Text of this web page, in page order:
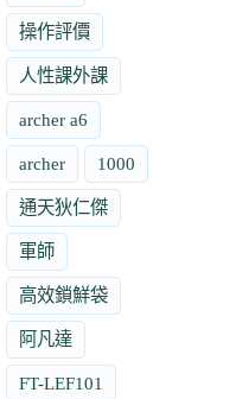
操作評價
人性課外課
archer a6
archer 1000
通天狄仁傑
軍師
高效鎖鮮袋
阿凡達
FT-LEF101